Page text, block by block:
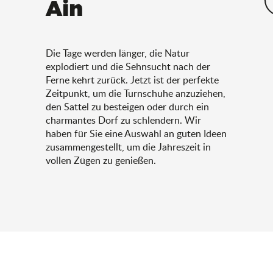
Ain
Die Tage werden länger, die Natur
explodiert und die Sehnsucht nach der
Ferne kehrt zurück. Jetzt ist der perfekte
Zeitpunkt, um die Turnschuhe anzuziehen,
den Sattel zu besteigen oder durch ein
charmantes Dorf zu schlendern. Wir
haben für Sie eine Auswahl an guten Ideen
zusammengestellt, um die Jahreszeit in
vollen Zügen zu genießen.